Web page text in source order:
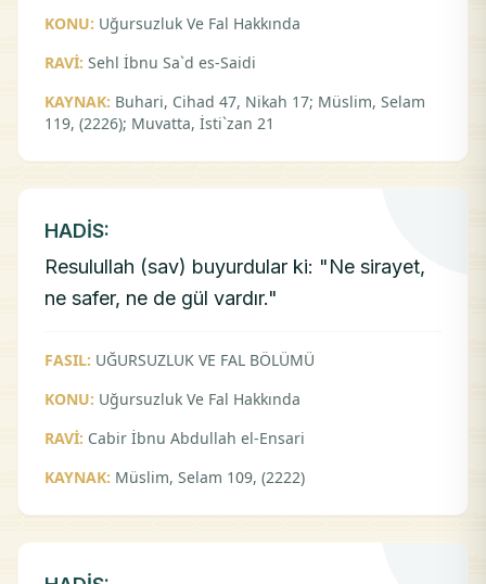
KONU: Uğursuzluk Ve Fal Hakkında
RAVİ: Sehl İbnu Sa`d es-Saidi
KAYNAK: Buhari, Cihad 47, Nikah 17; Müslim, Selam
119, (2226); Muvatta, İsti`zan 21
HADİS:
Resulullah (sav) buyurdular ki: "Ne sirayet,
ne safer, ne de gül vardır."
FASIL: UĞURSUZLUK VE FAL BÖLÜMÜ
KONU: Uğursuzluk Ve Fal Hakkında
RAVİ: Cabir İbnu Abdullah el-Ensari
KAYNAK: Müslim, Selam 109, (2222)